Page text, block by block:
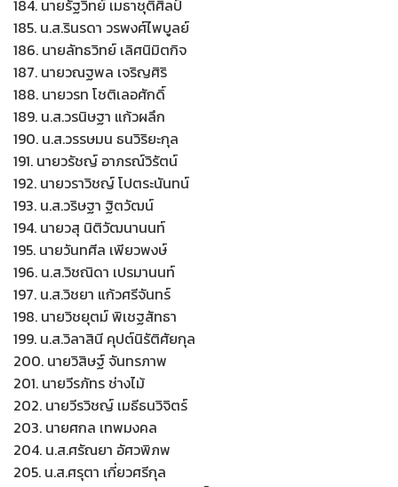
184. นายรัฐวิทย์ เมธาชุติศิลป์
185. น.ส.รินรดา วรพงศ์ไพบูลย์
186. นายลัทธวิทย์ เลิศนิมิตกิจ
187. นายวณฐพล เจริญศิริ
188. นายวรท โชติเลอศักดิ์
189. น.ส.วรนิษฐา แก้วผลึก
190. น.ส.วรรษมน ธนวิริยะกุล
191. นายวรัชญ์ อาภรณ์วิรัตน์
192. นายวราวิชญ์ โปตระนันทน์
193. น.ส.วริษฐา ฐิตวัฒน์
194. นายวสุ นิติวัฒนานนท์
195. นายวันทศีล เพียวพงษ์
196. น.ส.วิชณิดา เปรมานนท์
197. น.ส.วิชยา แก้วศรีจันทร์
198. นายวิชยุตม์ พิเชฐสัทธา
199. น.ส.วิลาสินี คุปต์นิรัติศัยกุล
200. นายวิสิษฐ์ จันทรภาพ
201. นายวีรภัทร ช่างไม้
202. นายวีรวิชญ์ เมธีธนวิจิตร์
203. นายศกล เทพมงคล
204. น.ส.ศรัณยา อัศวพิภพ
205. น.ส.ศรุตา เกี่ยวศรีกุล